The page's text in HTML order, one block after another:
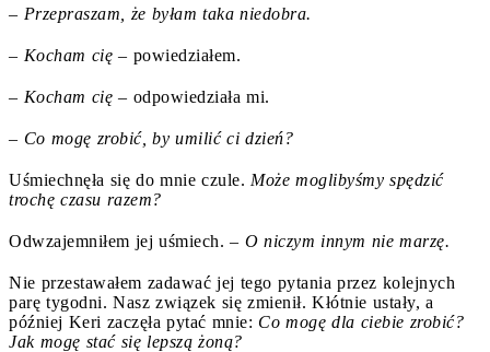
– Przepraszam, że byłam taka niedobra.
– Kocham cię – powiedziałem.
– Kocham cię – odpowiedziała mi.
– Co mogę zrobić, by umilić ci dzień?
Uśmiechnęła się do mnie czule. Może moglibyśmy spędzić
trochę czasu razem?
Odwzajemniłem jej uśmiech. – O niczym innym nie marzę.
Nie przestawałem zadawać jej tego pytania przez kolejnych
parę tygodni. Nasz związek się zmienił. Kłótnie ustały, a
później Keri zaczęła pytać mnie: Co mogę dla ciebie zrobić?
Jak mogę stać się lepszą żoną?